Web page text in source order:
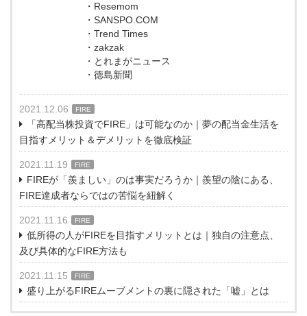
・Resemom
・SANSPO.COM
・Trend Times
・zakzak
・とれまがニュース
・徳島新聞
2021.12.06 FIRE
「高配当株投資でFIRE」は可能なのか｜夢の配当金生活を
目指すメリット＆デメリットを徹底検証
2021.11.19 FIRE
FIREが「羨ましい」のは事実だろうか｜羨望の陰にある、
FIRE達成者ならではの苦悩を紐解く
2021.11.16 FIRE
低所得の人がFIREを目指すメリットとは｜独自の注意点、
及び具体的なFIRE方法も
2021.11.15 FIRE
盛り上がるFIREムーブメントの裏に隠された「嘘」とは